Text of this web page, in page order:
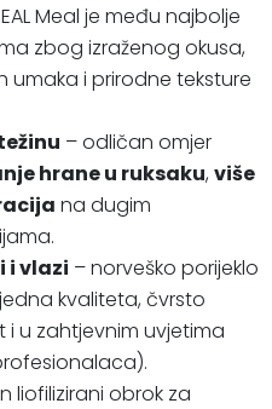
Meal je među najbolje
zbog izraženog okusa,
umaka i prirodne teksture
– odličan omjer
hrane u ruksaku, više
na dugim
i vlazi – norveško porijeklo
kvaliteta, čvrsto
i u zahtjevnim uvjetima
liofilizirani obrok za